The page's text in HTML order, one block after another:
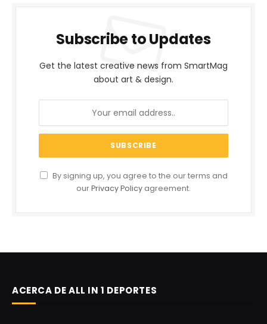
Subscribe to Updates
Get the latest creative news from SmartMag
about art & design.
By signing up, you agree to the our terms and
ourPrivacy Policy agreement.
ACERCA DE ALL IN 1 DEPORTES